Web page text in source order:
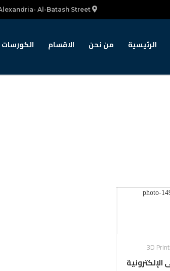
الرئيسية من نحن الاقسام الكورسات
3D